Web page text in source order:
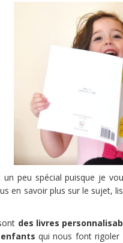
peu spécial puisque je
en savoir plus sur le sujet,
des livres
qui nous font rigoler